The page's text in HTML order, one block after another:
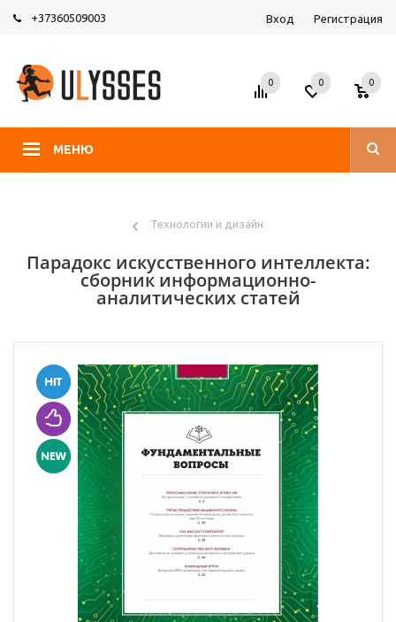
+37360509003 Вход Регистрация
МЕНЮ
0 0 0
Технологии и дизайн
Парадокс искусственного интеллекта:
сборник информационно-
аналитических статей